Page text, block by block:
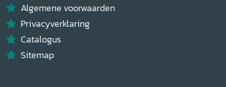
Algemene voorwaarden
Privacyverklaring
Catalogus
Sitemap